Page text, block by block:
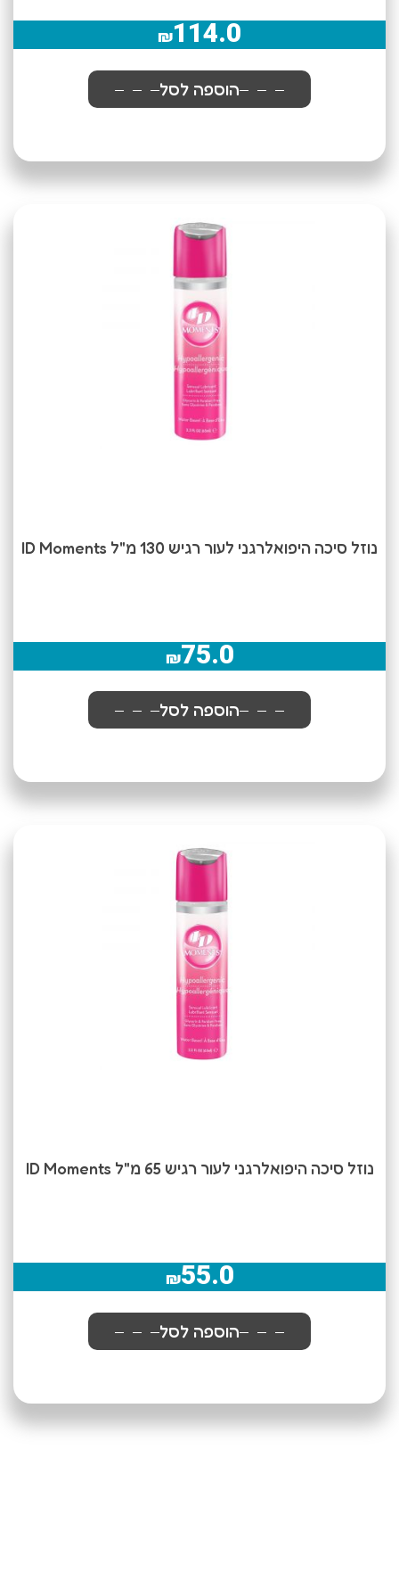
₪114.0
הוספה לסל
נוזל סיכה היפואלרגני לעור רגיש 130 מ"ל ID Moments
₪75.0
הוספה לסל
נוזל סיכה היפואלרגני לעור רגיש 65 מ"ל ID Moments
₪55.0
הוספה לסל